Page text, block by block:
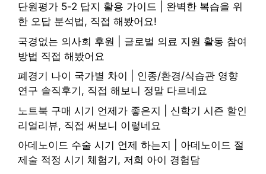
단원평가 5-2 답지 활용 가이드 | 완벽한 복습을 위
한 오답 분석법, 직접 해봤어요!
국경없는 의사회 후원 | 글로벌 의료 지원 활동 참여
방법 직접 해봤어요
폐경기 나이 국가별 차이 | 인종/환경/식습관 영향
연구 솔직후기, 직접 해보니 정말 다르네요
노트북 구매 시기 언제가 좋은지 | 신학기 시즌 할인
리얼리뷰, 직접 써보니 이렇네요
아데노이드 수술 시기 언제 하는지 | 아데노이드 절
제술 적정 시기 체험기, 저희 아이 경험담